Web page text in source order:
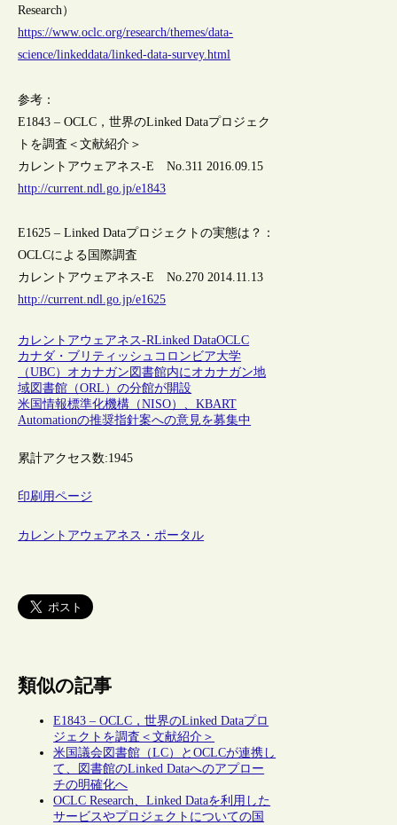
Research）
https://www.oclc.org/research/themes/data-
science/linkeddata/linked-data-survey.html
参考：
E1843 – OCLC，世界のLinked Dataプロジェク
トを調査＜文献紹介＞
カレントアウェアネス-E No.311 2016.09.15
http://current.ndl.go.jp/e1843
E1625 – Linked Dataプロジェクトの実態は？：
OCLCによる国際調査
カレントアウェアネス-E No.270 2014.11.13
http://current.ndl.go.jp/e1625
カレントアウェアネス-RLinked DataOCLC
カナダ・ブリティッシュコロンビア大学
（UBC）オカナガン図書館内にオカナガン地
域図書館（ORL）の分館が開設
米国情報標準化機構（NISO）、KBART
Automationの推奨指針案への意見を募集中
累計アクセス数:1945
印刷用ページ
カレントアウェアネス・ポータル
類似の記事
E1843 – OCLC，世界のLinked Dataプロ
ジェクトを調査＜文献紹介＞
米国議会図書館（LC）とOCLCが連携し
て、図書館のLinked Dataへのアプロー
チの明確化へ
OCLC Research、Linked Dataを利用した
サービスやプロジェクトについての国